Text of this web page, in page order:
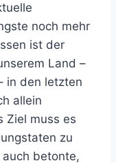
noch mehr
ist der
Land –
in den letzten
allein
Ziel muss es
zu
auch betonte,